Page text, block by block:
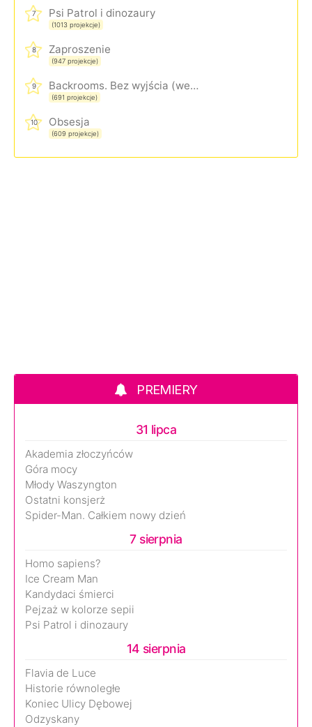
7 Psi Patrol i dinozaury
(1013 projekcje)
8 Zaproszenie
(947 projekcje)
9 Backrooms. Bez wyjścia (wersja rozszerzona)
(691 projekcje)
10 Obsesja
(609 projekcje)
PREMIERY
31 lipca
Akademia złoczyńców
Góra mocy
Młody Waszyngton
Ostatni konsjerż
Spider-Man. Całkiem nowy dzień
7 sierpnia
Homo sapiens?
Ice Cream Man
Kandydaci śmierci
Pejzaż w kolorze sepii
Psi Patrol i dinozaury
14 sierpnia
Flavia de Luce
Historie równoległe
Koniec Ulicy Dębowej
Odzyskany